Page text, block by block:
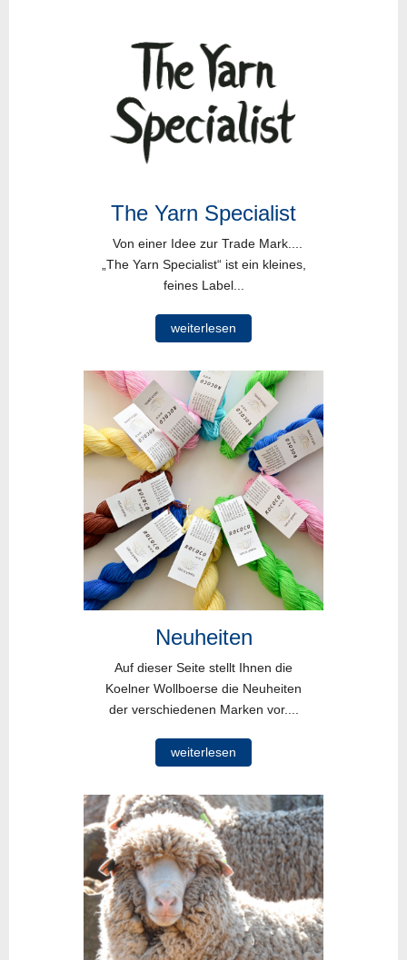
The Yarn Specialist
Von einer Idee zur Trade Mark....
„The Yarn Specialist“ ist ein kleines,
feines Label...
weiterlesen
Neuheiten
Auf dieser Seite stellt Ihnen die
Koelner Wollboerse die Neuheiten
der verschiedenen Marken vor....
weiterlesen